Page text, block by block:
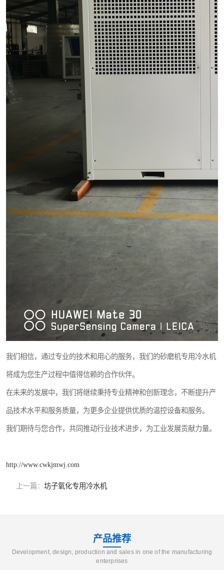
我们相信，通过专业的技术和用心的服务，我们的砂磨机专用冷水机
将成为您生产过程中值得信赖的合作伙伴。
在未来的发展中，我们将继续秉持专业精神和创新理念，不断提升产
品技术水平和服务质量，为更多企业提供优质的温控设备和服务。
我们期待与您合作，共同推动行业技术进步，为工业发展贡献力量。
http://www.cwkjmwj.com
上一篇： 坊子氧化专用冷水机
产品推荐
Development, design, production and sales in one of the manufacturing
enterprises